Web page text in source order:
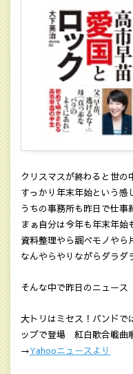
クリスマスが終わると世の
すっかり年末年始という感
うちの事務所も昨日で仕事
まぁ自分は今年も年末年始
資料整理やら調べモノやら
なんやらやりながらダラダ
そんな中で昨日のニュース
大トリはミセス！バンド
ップで登場 紅白歌合戦曲
→Yahooニュースより